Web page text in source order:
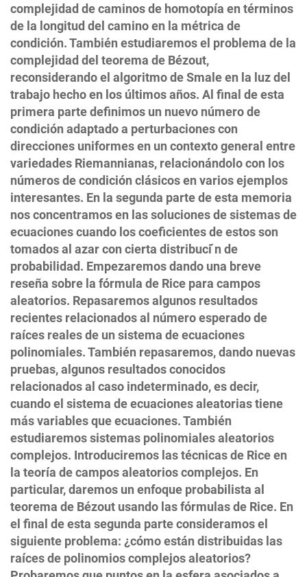
complejidad de caminos de homotopía en términos
de la longitud del camino en la métrica de
condición. También estudiaremos el problema de la
complejidad del teorema de Bézout,
reconsiderando el algoritmo de Smale en la luz del
trabajo hecho en los últimos años. Al final de esta
primera parte definimos un nuevo número de
condición adaptado a perturbaciones con
direcciones uniformes en un contexto general entre
variedades Riemannianas, relacionándolo con los
números de condición clásicos en varios ejemplos
interesantes. En la segunda parte de esta memoria
nos concentramos en las soluciones de sistemas de
ecuaciones cuando los coeficientes de estos son
tomados al azar con cierta distribuci ́n de
probabilidad. Empezaremos dando una breve
reseña sobre la fórmula de Rice para campos
aleatorios. Repasaremos algunos resultados
recientes relacionados al número esperado de
raíces reales de un sistema de ecuaciones
polinomiales. También repasaremos, dando nuevas
pruebas, algunos resultados conocidos
relacionados al caso indeterminado, es decir,
cuando el sistema de ecuaciones aleatorias tiene
más variables que ecuaciones. También
estudiaremos sistemas polinomiales aleatorios
complejos. Introduciremos las técnicas de Rice en
la teoría de campos aleatorios complejos. En
particular, daremos un enfoque probabilista al
teorema de Bézout usando las fórmulas de Rice. En
el final de esta segunda parte consideramos el
siguiente problema: ¿cómo están distribuidas las
raíces de polinomios complejos aleatorios?